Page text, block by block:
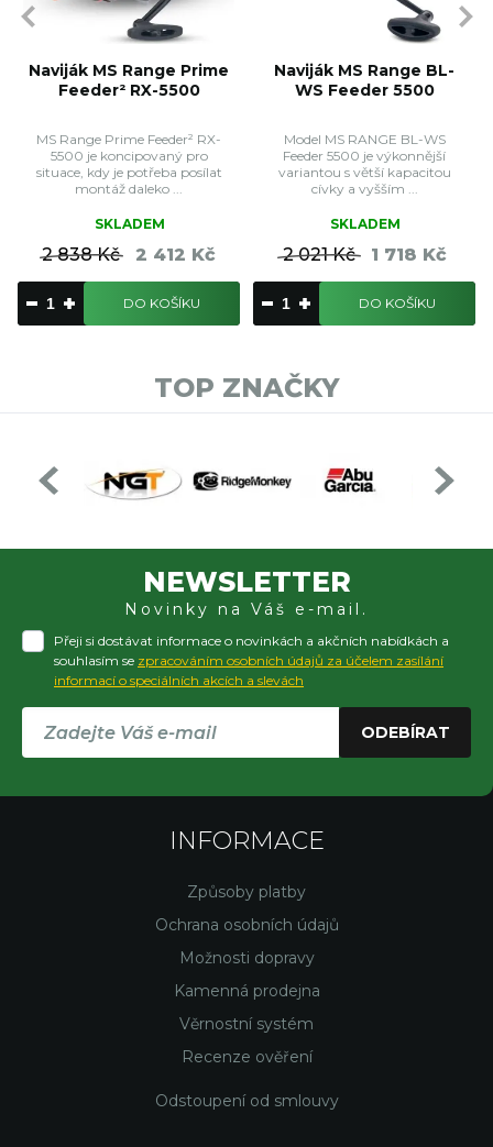
Naviják MS Range Prime
Feeder² RX-5500
MS Range Prime Feeder² RX-
5500 je koncipovaný pro
situace, kdy je potřeba posílat
montáž daleko ...
SKLADEM
2 838 Kč 2 412 Kč
DO KOŠÍKU
Naviják MS Range BL-
WS Feeder 5500
Model MS RANGE BL-WS
Feeder 5500 je výkonnější
variantou s větší kapacitou
cívky a vyšším ...
SKLADEM
2 021 Kč 1 718 Kč
DO KOŠÍKU
TOP ZNAČKY
NEWSLETTER
Novinky na Váš e-mail.
Přeji si dostávat informace o novinkách a akčních nabídkách a
souhlasím se zpracováním osobních údajů za účelem zasílání
informací o speciálních akcích a slevách
ODEBÍRAT
INFORMACE
Způsoby platby
Ochrana osobních údajů
Možnosti dopravy
Kamenná prodejna
Věrnostní systém
Recenze ověření
Odstoupení od smlouvy